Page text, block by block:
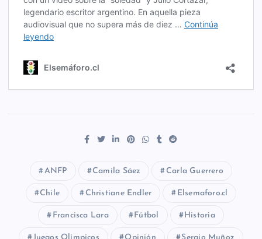
ANFP Camila Sáez Carla Guerrero
Chile Christiane Endler Elsemaforo.cl
Francisca Lara Fútbol Historia